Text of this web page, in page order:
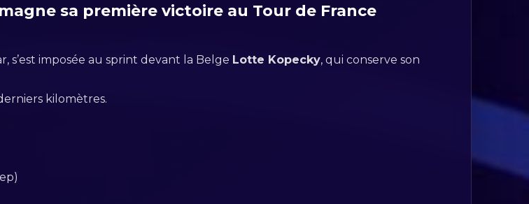
sa première victoire au Tour de France
s’est imposée au sprint devant la Belge Lotte Kopecky, qui conserve son
kilomètres.